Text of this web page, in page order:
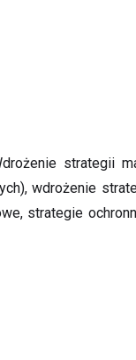
strategii
wdrożenie
strategie